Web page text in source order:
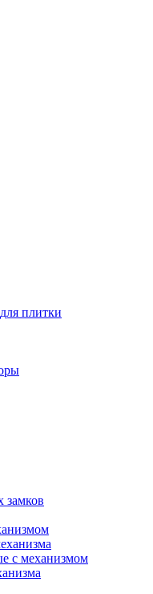
плитки
замков
с механизмом